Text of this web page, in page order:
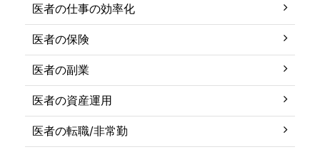
医者の仕事の効率化
医者の保険
医者の副業
医者の資産運用
医者の転職/非常勤